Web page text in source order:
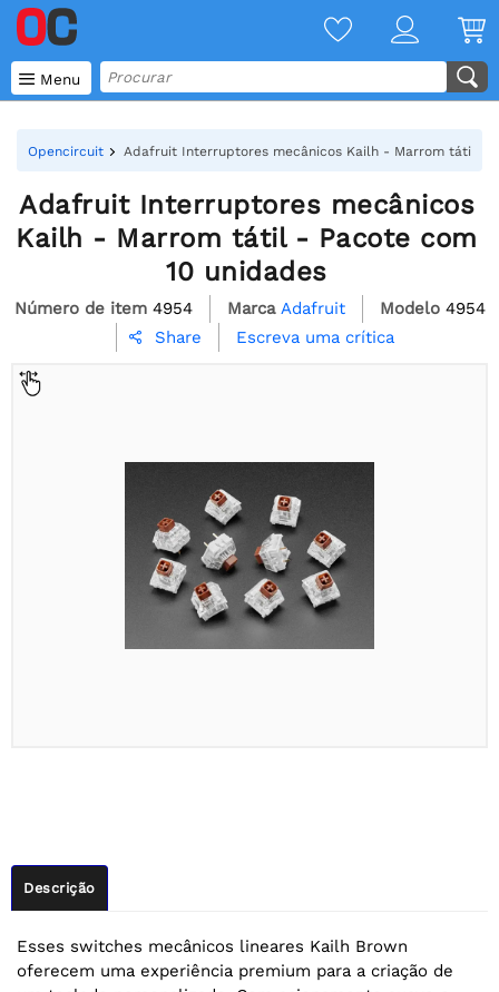
 Menu
Opencircuit Adafruit Interruptores mecânicos Kailh - Marrom tátil -
Adafruit Interruptores mecânicos
Kailh - Marrom tátil - Pacote com
10 unidades
Número de item 4954 Marca Adafruit Modelo 4954
 Share Escreva uma crítica
Descrição
Esses switches mecânicos lineares Kailh Brown
oferecem uma experiência premium para a criação de